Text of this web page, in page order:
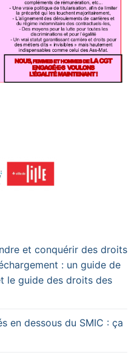
et conquérir des droits
: un guide de
le guide des droits des
en dessous du SMIC : ça